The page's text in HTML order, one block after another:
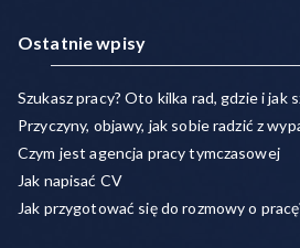
Ostatnie wpisy
Szukasz pracy? Oto kilka rad, gdzie i jak
Przyczyny, objawy, jak sobie radzić z
Czym jest agencja pracy tymczasowej
Jak napisać CV
Jak przygotować się do rozmowy o